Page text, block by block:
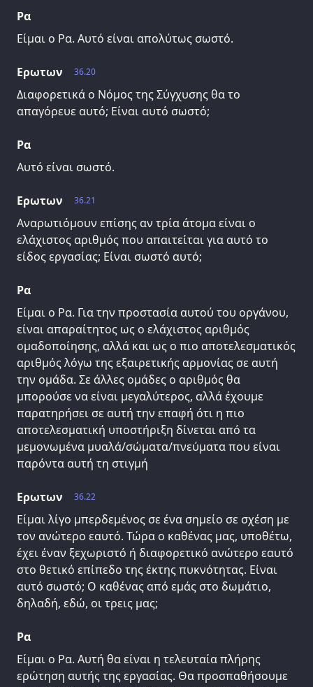
Ρα
Είμαι ο Ρα. Αυτό είναι απολύτως σωστό.
36.20
Ερωτων
Διαφορετικά ο Νόμος της Σύγχυσης θα το
απαγόρευε αυτό; Είναι αυτό σωστό;
Ρα
Αυτό είναι σωστό.
36.21
Ερωτων
Αναρωτιόμουν επίσης αν τρία άτομα είναι ο
ελάχιστος αριθμός που απαιτείται για αυτό το
είδος εργασίας; Είναι σωστό αυτό;
Ρα
Είμαι ο Ρα. Για την προστασία αυτού του οργάνου,
είναι απαραίτητος ως ο ελάχιστος αριθμός
ομαδοποίησης, αλλά και ως ο πιο αποτελεσματικός
αριθμός λόγω της εξαιρετικής αρμονίας σε αυτή
την ομάδα. Σε άλλες ομάδες ο αριθμός θα
μπορούσε να είναι μεγαλύτερος, αλλά έχουμε
παρατηρήσει σε αυτή την επαφή ότι η πιο
αποτελεσματική υποστήριξη δίνεται από τα
μεμονωμένα μυαλά/σώματα/πνεύματα που είναι
παρόντα αυτή τη στιγμή
36.22
Ερωτων
Είμαι λίγο μπερδεμένος σε ένα σημείο σε σχέση με
τον ανώτερο εαυτό. Τώρα ο καθένας μας, υποθέτω,
έχει έναν ξεχωριστό ή διαφορετικό ανώτερο εαυτό
στο θετικό επίπεδο της έκτης πυκνότητας. Είναι
αυτό σωστό; Ο καθένας από εμάς στο δωμάτιο,
δηλαδή, εδώ, οι τρεις μας;
Ρα
Είμαι ο Ρα. Αυτή θα είναι η τελευταία πλήρης
ερώτηση αυτής της εργασίας. Θα προσπαθήσουμε